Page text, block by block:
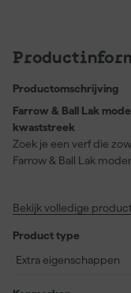
Productomschrijving
Farrow & Ball Lak
kwaststreek
Zoek je een verf die
Farrow & Ball Lak
dekkende kracht en de
ruimte. Dankzij de
mogelijkheid om het
Bekijk volledige
Product type
Extra eigenschappen